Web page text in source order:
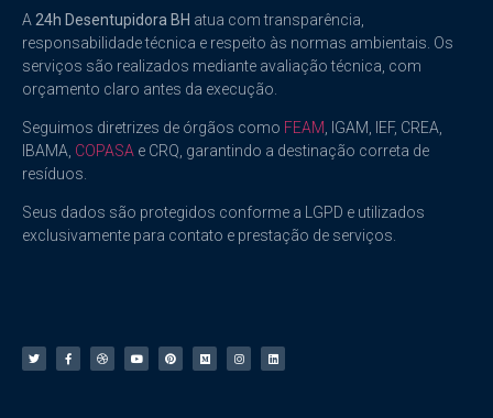
A 24h Desentupidora BH atua com transparência,
responsabilidade técnica e respeito às normas ambientais. Os
serviços são realizados mediante avaliação técnica, com
orçamento claro antes da execução.
Seguimos diretrizes de órgãos como FEAM , IGAM, IEF, CREA,
IBAMA, COPASA e CRQ, garantindo a destinação correta de
resíduos.
Seus dados são protegidos conforme a LGPD e utilizados
exclusivamente para contato e prestação de serviços.